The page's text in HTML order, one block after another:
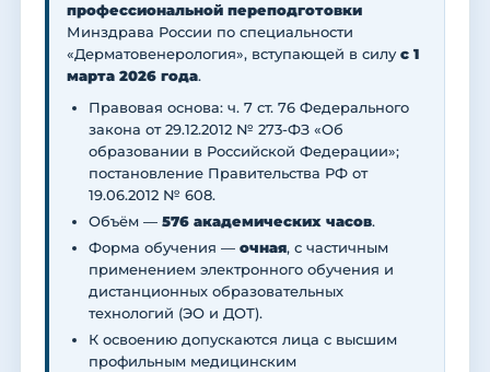
профессиональной переподготовки
Минздрава России по специальности
«Дерматовенерология», вступающей в силус 1
марта 2026 года.
Правовая основа: ч. 7 ст. 76 Федерального
закона от 29.12.2012 № 273-ФЗ «Об
образовании в Российской Федерации»;
постановление Правительства РФ от
19.06.2012 № 608.
Объём — 576 академических часов.
Форма обучения — очная, с частичным
применением электронного обучения и
дистанционных образовательных
технологий (ЭО и ДОТ).
К освоению допускаются лица с высшим
профильным медицинским